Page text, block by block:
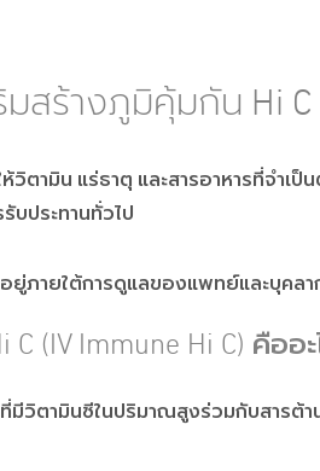
สร้างภูมิคุ้มกัน Hi C
วิตามิน แร่ธาตุ และสารอาหารที่จำ
บประทานทั่วไป
ยู่ภายใต้การดูแลของแพทย์และบุค
(IV Immune Hi C) คืออะ
ที่มีวิตามินซีในปริมาณสูงร่วมกับสาร